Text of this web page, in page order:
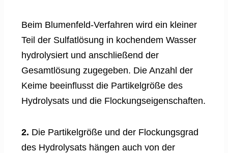
Beim Blumenfeld-Verfahren wird ein kleiner
Teil der Sulfatlösung in kochendem Wasser
hydrolysiert und anschließend der
Gesamtlösung zugegeben. Die Anzahl der
Keime beeinflusst die Partikelgröße des
Hydrolysats und die Flockungseigenschaften.
2. Die Partikelgröße und der Flockungsgrad
des Hydrolysats hängen auch von der